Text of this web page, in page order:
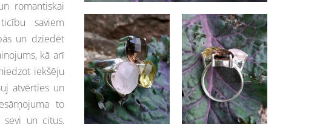
romantiskai
saviem
un dziedēt
kā arī
iekšēju
atvērties un
to
sevi un citus,